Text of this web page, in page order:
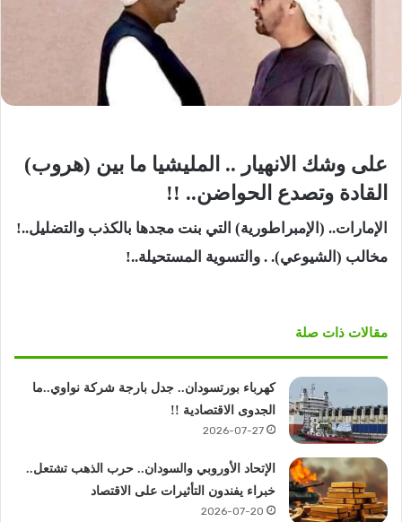
على وشك الانهيار .. المليشيا ما بين (هروب)
القادة وتصدع الحواضن.. !!
الإمارات.. (الإمبراطورية) التي بنت مجدها بالكذب والتضليل..!
مخالب (الشيوعي). . والتسوية المستحيلة..!
مقالات ذات صلة
كهرباء بورتسودان.. جدل بارجة شركة نواوي..ما
الجدوى الاقتصادية !!
2026-07-27
الإتحاد الأوروبي والسودان.. حرب الذهب تشتعل..
خبراء يفندون التأثيرات على الاقتصاد
2026-07-20